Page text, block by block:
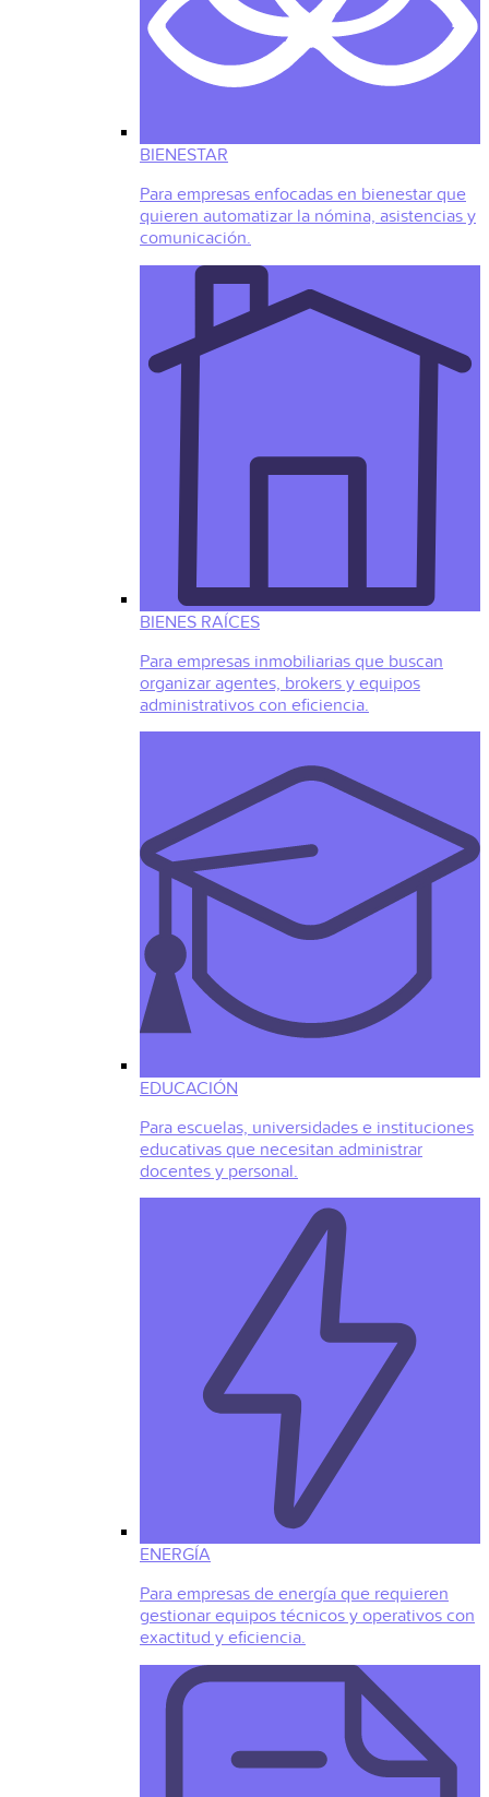
BIENESTAR
Para empresas enfocadas en bienestar que
quieren automatizar la nómina, asistencias y
comunicación.
BIENES RAÍCES
Para empresas inmobiliarias que buscan
organizar agentes, brokers y equipos
administrativos con eficiencia.
EDUCACIÓN
Para escuelas, universidades e instituciones
educativas que necesitan administrar
docentes y personal.
ENERGÍA
Para empresas de energía que requieren
gestionar equipos técnicos y operativos con
exactitud y eficiencia.